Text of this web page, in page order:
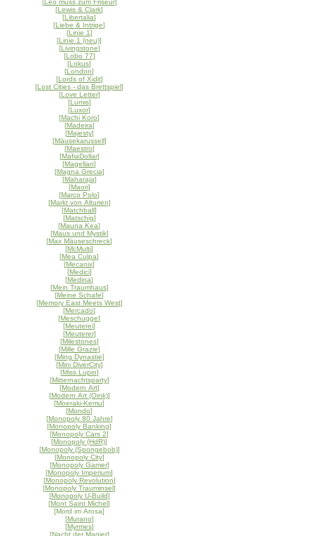
[Leo muss zum Friseur]
[Lewis & Clark]
[Libertalia]
[Liebe & Intrige]
[Linie 1]
[Linie 1 (neu)]
[Livingstone]
[Lobo 77]
[Lokus]
[London]
[Lords of Xidit]
[Lost Cities - das Brettspiel]
[Love Letter]
[Lumis]
[Luxor]
[Machi Koro]
[Madeira]
[Majesty]
[Mäusekarussell]
[Maestro]
[MafiaDollar]
[Magellan]
[Magna Grecia]
[Maharaja]
[Maori]
[Marco Polo]
[Markt von Alturien]
[Matchball]
[Matschig]
[Mauna Kea]
[Maus und Mystik]
[Max Mäuseschreck]
[McMulti]
[Mea Culpa]
[Mecanix]
[Medici]
[Medina]
[Mein Traumhaus]
[Meine Schafe]
[Memory East Meets West]
[Mercado]
[Meschugge]
[Meuterei]
[Meuterer]
[Milestones]
[Mille Grazie]
[Ming Dynastie]
[Mini DiverCity]
[Miss Lupin]
[Mitternachtsparty]
[Modern Art]
[Modern Art (Oink)]
[Moeraki-Kemu]
[Mondo]
[Monopoly 80 Jahre]
[Monopoly Banking]
[Monopoly Cars 2]
[Monopoly (HdR)]
[Monopoly (Spongebob)]
[Monopoly City]
[Monopoly Gamer]
[Monopoly Imperium]
[Monopoly Revolution]
[Monopoly Trauminsel]
[Monopoly U-Build]
[Mont Saint Michel]
[Mord im Arosa]
[Murano]
[Myrmes]
[Nacht der Magier]